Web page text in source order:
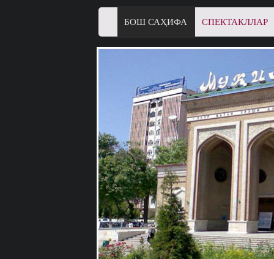
БОШ САҲИФА СПЕКТАКЛЛАР